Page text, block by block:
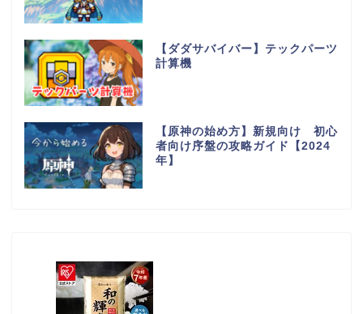
【ダダサバイバー】テックパーツ
計算機
【原神の始め方】新規向け 初心
者向け序盤の攻略ガイド【2024
年】